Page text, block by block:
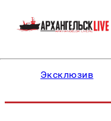
Эксклюзив